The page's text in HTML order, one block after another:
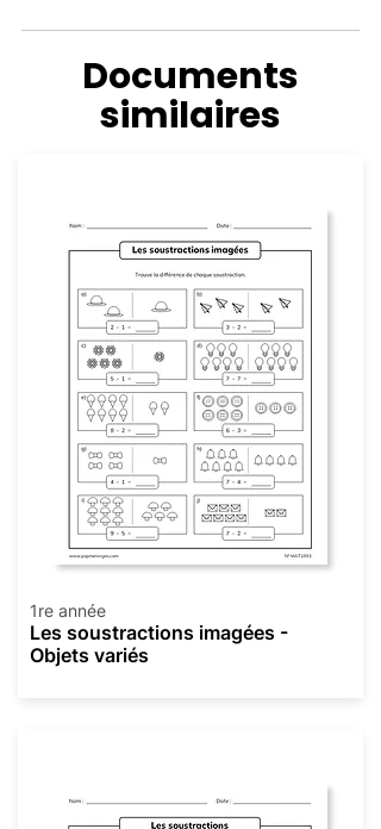
Documents
similaires
1re année
Les soustractions imagées -
Objets variés